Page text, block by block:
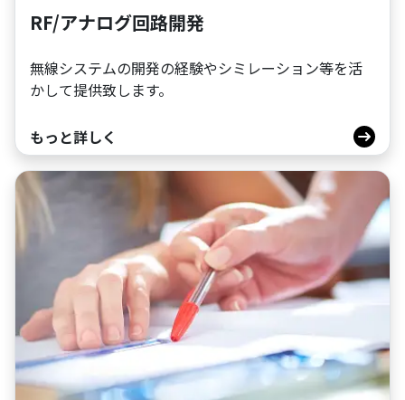
RF/アナログ回路開発
無線システムの開発の経験やシミレーション等を活
かして提供致します。
もっと詳しく